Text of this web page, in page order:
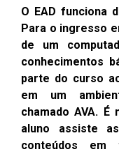
O EAD funciona
Para o ingresso
de um
conhecimentos
parte do curso
em um
chamado AVA.
aluno assiste
conteúdos